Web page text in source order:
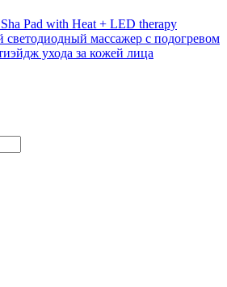
Pad with Heat + LED therapy
массажер с подогревом
ухода за кожей лица